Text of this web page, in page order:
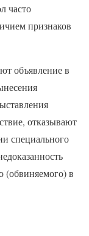
часто
признаков
объявление в
отказывают
специального
(обвиняемого) в